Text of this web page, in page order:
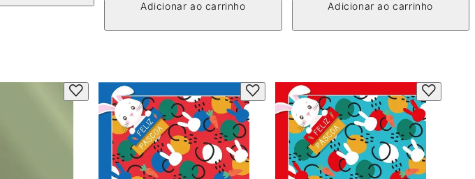
Adicionar ao carrinho Adicionar ao carrinho